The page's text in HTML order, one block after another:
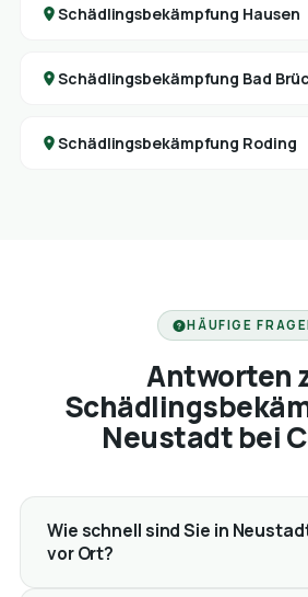
Schädlingsbekämpfung Hausen
Schädlingsbekämpfung Bad
Schädlingsbekämpfung Roding
HÄUFIGE
Antworten
Neustadt bei
Wie schnell sind Sie in
vor Ort?